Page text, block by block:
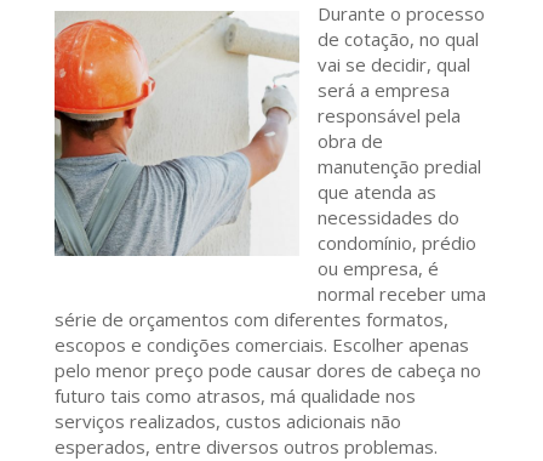
Durante o processo
de cotação, no qual
vai se decidir, qual
será a empresa
responsável pela
obra de
manutenção predial
que atenda as
necessidades do
condomínio, prédio
ou empresa, é
normal receber uma
série de orçamentos com diferentes formatos,
escopos e condições comerciais. Escolher apenas
pelo menor preço pode causar dores de cabeça no
futuro tais como atrasos, má qualidade nos
serviços realizados, custos adicionais não
esperados, entre diversos outros problemas.